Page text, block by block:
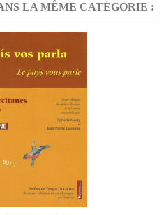
LA MÊME CATÉGORIE :